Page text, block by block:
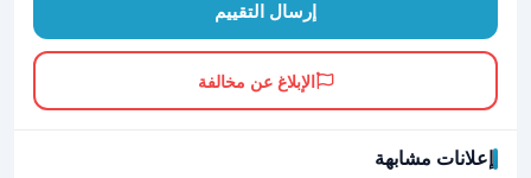
إرسال التقييم
الإبلاغ عن مخالفة
إعلانات مشابهة